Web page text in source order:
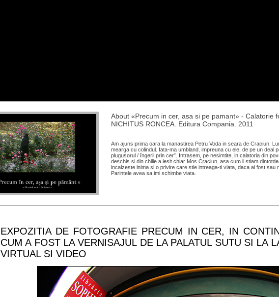
Profile Picture
About «Precum in cer, asa si pe pamant» - Calatorie
NICHITUS RONCEA. Editura Compania. 2011
Am ajuns prima oara la manastirea Petru Voda in seara de Craciun.
mearga cu colindul. Iata-ma umbland, impreuna cu ele, de pe un deal
plugusorul / îngerii prin cer”. Intrasem, pe nesimtite, in calatoria din
deschis si din chilie a iesit chiar Mos Craciun, asa cum il stiam
incalzeste inima si o privire care stie intreaga-ti viata, daca ai fost
Parintele avea sa imi schimbe viata.
EXPOZITIA DE FOTOGRAFIE PRECUM IN CER, IN
CUM A FOST LA VERNISAJUL DE LA PALATUL SUTU SI LA
VIRTUAL SI VIDEO